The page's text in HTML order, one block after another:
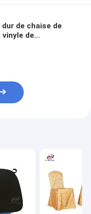
de chaise de
vinyle de